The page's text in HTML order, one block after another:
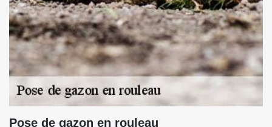
Pose de gazon en rouleau